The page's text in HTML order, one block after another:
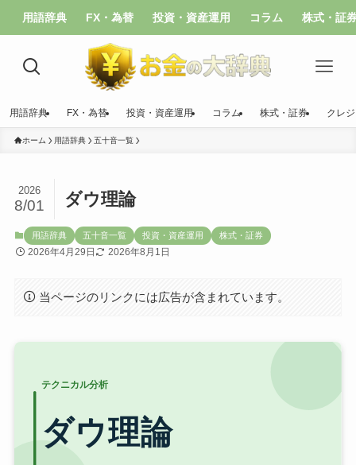
用語辞典 FX・為替 投資・資産運用 コラム 株式・証
用語辞典 FX・為替 投資・資産運用 コラム 株式・証券 クレ
ホーム 用語辞典 五十音一覧
ダウ理論
2026
8/01
用語辞典 五十音一覧 投資・資産運用 株式・証券
2026年4月29日 2026年8月1日
当ページのリンクには広告が含まれています。